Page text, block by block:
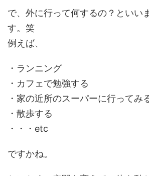
で、外に行って何するの？といい
す。笑
例えば、
・ランニング
・カフェで勉強する
・家の近所のスーパーに行ってみ
・散歩する
・・・etc
ですかね。